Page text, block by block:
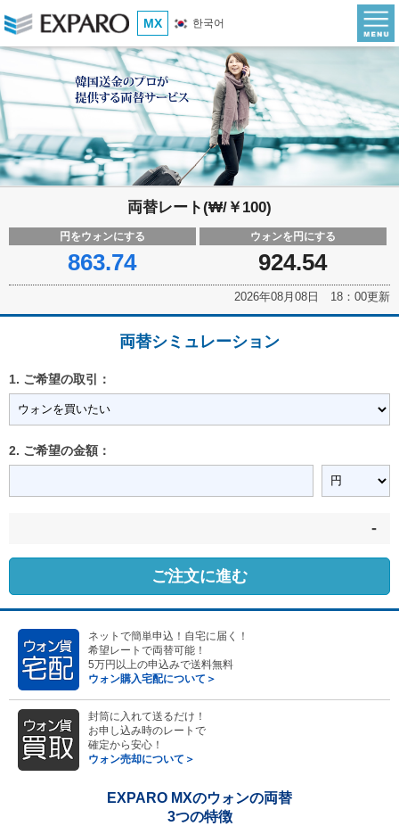
MX 한국어
両替レート(₩/￥100)
円をウォンにする
863.74
ウォンを円にする
924.54
2026年08月08日 18：00更新
両替シミュレーション
1. ご希望の取引：
2. ご希望の金額：
-
ご注文に進む
ネットで簡単申込！自宅に届く！
希望レートで両替可能！
5万円以上の申込みで送料無料
ウォン購入宅配について＞
封筒に入れて送るだけ！
お申し込み時のレートで
確定から安心！
ウォン売却について＞
EXPARO MXのウォンの両替
3つの特徴